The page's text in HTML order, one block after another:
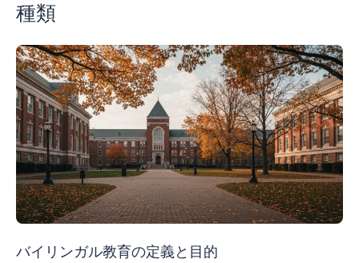
種類
バイリンガル教育の定義と目的